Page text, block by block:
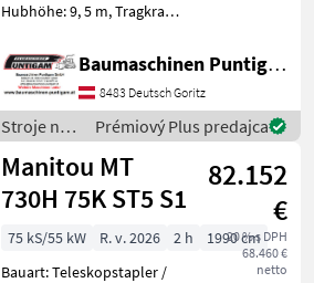
Hubhöhe: 9, 5 m, Tragkraft
21013 Baumaschinen
Puntigam GmbH Unser
Spezialgebiet: Ankauf -
Verkauf - Vermietung von
Baumaschinen Puntigam GmbH
8483 Deutsch Goritz
Stroje na
stavbu /
JCB
Prémiový Plus predajca
Manitou MT
730H 75K ST5 S1
82.152
€
20 % s DPH
68.460 €
netto
75 kS/55 kW R. v. 2026 2 h
1990 cm
Bauart: Teleskopstapler /